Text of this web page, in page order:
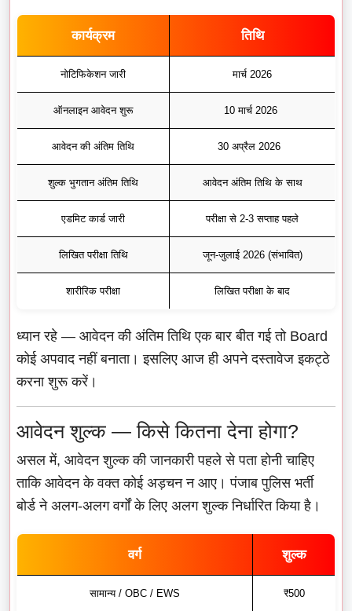
कार्यक्रम तिथि
नोटिफिकेशन जारी मार्च 2026
ऑनलाइन आवेदन शुरू 10 मार्च 2026
आवेदन की अंतिम तिथि 30 अप्रैल 2026
शुल्क भुगतान अंतिम तिथि आवेदन अंतिम तिथि के साथ
एडमिट कार्ड जारी परीक्षा से 2-3 सप्ताह पहले
लिखित परीक्षा तिथि जून-जुलाई 2026 (संभावित)
शारीरिक परीक्षा लिखित परीक्षा के बाद
ध्यान रहे — आवेदन की अंतिम तिथि एक बार बीत गई तो Board
कोई अपवाद नहीं बनाता। इसलिए आज ही अपने दस्तावेज इकट्ठे
करना शुरू करें।
आवेदन शुल्क — किसे कितना देना होगा?
असल में, आवेदन शुल्क की जानकारी पहले से पता होनी चाहिए
ताकि आवेदन के वक्त कोई अड़चन न आए। पंजाब पुलिस भर्ती
बोर्ड ने अलग-अलग वर्गों के लिए अलग शुल्क निर्धारित किया है।
वर्ग शुल्क
सामान्य / OBC / EWS ₹500